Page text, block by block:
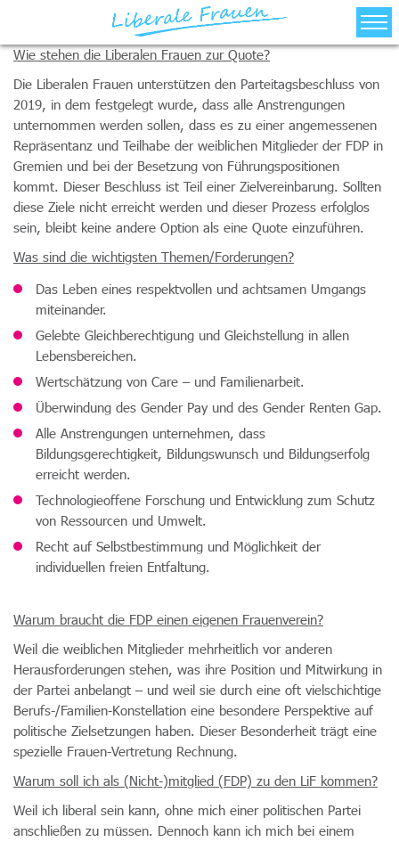
Über Uns
Bezirksverbände
Aktuelles/Termine
Landesvorstand
Kontakt
Wie stehen die Liberalen Frauen zur Quote?
Die Liberalen Frauen unterstützen den Parteitagsbeschluss von
2019, in dem festgelegt wurde, dass alle Anstrengungen
unternommen werden sollen, dass es zu einer angemessenen
Repräsentanz und Teilhabe der weiblichen Mitglieder der FDP in
Gremien und bei der Besetzung von Führungspositionen
kommt. Dieser Beschluss ist Teil einer Zielvereinbarung. Sollten
diese Ziele nicht erreicht werden und dieser Prozess erfolglos
sein, bleibt keine andere Option als eine Quote einzuführen.
Was sind die wichtigsten Themen/Forderungen?
Das Leben eines respektvollen und achtsamen Umgangs
miteinander.
Gelebte Gleichberechtigung und Gleichstellung in allen
Lebensbereichen.
Wertschätzung von Care – und Familienarbeit.
Überwindung des Gender Pay und des Gender Renten Gap.
Alle Anstrengungen unternehmen, dass
Bildungsgerechtigkeit, Bildungswunsch und Bildungserfolg
erreicht werden.
Technologieoffene Forschung und Entwicklung zum Schutz
von Ressourcen und Umwelt.
Recht auf Selbstbestimmung und Möglichkeit der
individuellen freien Entfaltung.
Warum braucht die FDP einen eigenen Frauenverein?
Weil die weiblichen Mitglieder mehrheitlich vor anderen
Herausforderungen stehen, was ihre Position und Mitwirkung in
der Partei anbelangt – und weil sie durch eine oft vielschichtige
Berufs-/Familien-Konstellation eine besondere Perspektive auf
politische Zielsetzungen haben. Dieser Besonderheit trägt eine
spezielle Frauen-Vertretung Rechnung.
Warum soll ich als (Nicht-)mitglied (FDP) zu den LiF kommen?
Weil ich liberal sein kann, ohne mich einer politischen Partei
anschließen zu müssen. Dennoch kann ich mich bei einem